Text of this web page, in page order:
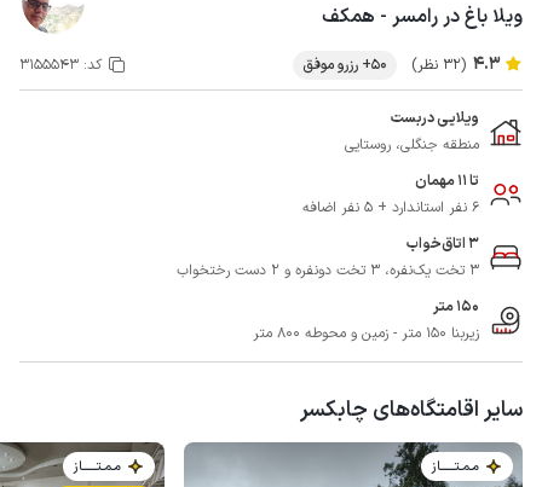
ویلا باغ در رامسر - همکف
4.3 (32 نظر) 50+ رزرو موفق کد: 3155543
ویلایی دربست
منطقه جنگلی، روستایی
تا 11 مهمان
6 نفر استاندارد + 5 نفر اضافه
3 اتاق‌خواب
3 تخت یک‌نفره، 3 تخت دونفره و 2 دست رختخواب
150 متر
زیربنا 150 متر - زمین و محوطه 800 متر
سایر اقامتگاه‌های چابکسر
مـمـتــــــاز
مـمـتــــــاز